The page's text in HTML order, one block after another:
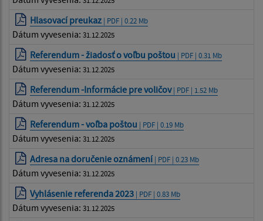
Hlasovací preukaz | PDF | 0.22 Mb
Dátum vyvesenia: 31.12.2025
Referendum - žiadosť o voľbu poštou | PDF | 0.31 Mb
Dátum vyvesenia: 31.12.2025
Referendum -Informácie pre voličov| PDF | 1.52 Mb
Dátum vyvesenia: 31.12.2025
Referendum - voľba poštou | PDF | 0.19 Mb
Dátum vyvesenia: 31.12.2025
Adresa na doručenie oznámení | PDF | 0.23 Mb
Dátum vyvesenia: 31.12.2025
Vyhlásenie referenda 2023 | PDF | 0.83 Mb
Dátum vyvesenia: 31.12.2025